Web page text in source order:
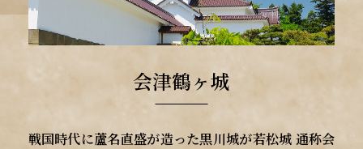
会津鶴ヶ城
戦国時代に蘆名直盛が造った黒川城が若松城 通称会